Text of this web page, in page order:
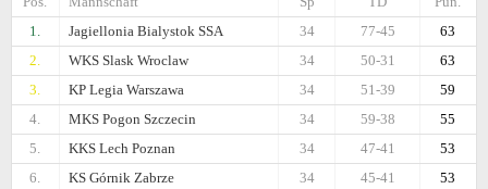
1.
Jagiellonia Bialystok SSA 63
77-45
34
2.
WKS Slask Wroclaw 63
50-31
34
3.
KP Legia Warszawa 59
51-39
34
4.
MKS Pogon Szczecin 55
59-38
34
5.
KKS Lech Poznan 53
47-41
34
6.
KS Górnik Zabrze 53
45-41
34